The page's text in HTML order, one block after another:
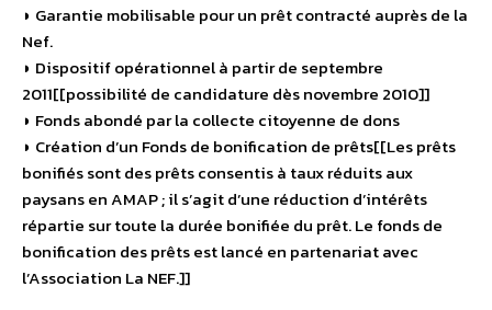
◗ Garantie mobilisable pour un prêt contracté auprès de la
Nef.
◗ Dispositif opérationnel à partir de septembre
2011[[possibilité de candidature dès novembre 2010]]
◗ Fonds abondé par la collecte citoyenne de dons
◗ Création d’un Fonds de bonification de prêts[[Les prêts
bonifiés sont des prêts consentis à taux réduits aux
paysans en AMAP ; il s’agit d’une réduction d’intérêts
répartie sur toute la durée bonifiée du prêt. Le fonds de
bonification des prêts est lancé en partenariat avec
l’Association La NEF.]]